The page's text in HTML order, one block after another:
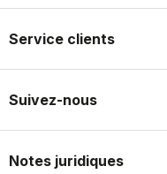
Service clients
Suivez-nous
Notes juridiques